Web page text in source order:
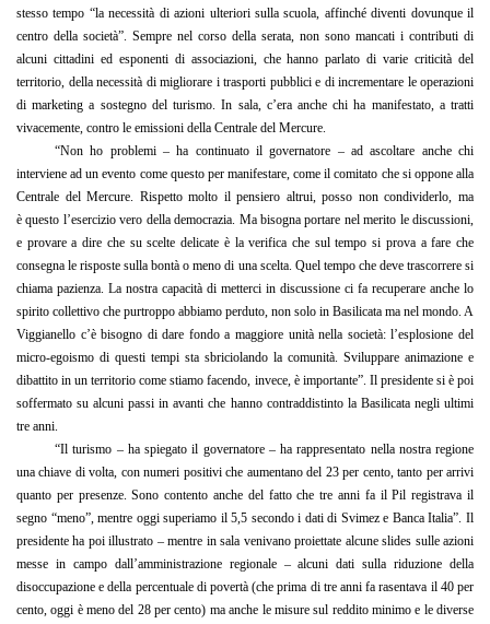
stesso tempo “la necessità diazioni ulteriorisulla scuola, affinché diventi dovunqueil
centro della società”. Sempre nel corso della serata, non sono mancati i contributi di
alcuni cittadini ed esponenti di associazioni, che hanno parlatodi varie criticità del
territorio, della necessità di migliorare i trasporti pubblici e di incrementare le operazioni
di marketing a sostegnodel turismo. In sala, c’era anchechi ha manifestato, a tratti
vivacemente, contro le emissioni della Centrale del Mercure.
“Non ho problemi – ha continuato il governatore –ad ascoltare anche chi
interviene ad un evento come questo per manifestare, come il comitato che si oppone alla
Centrale delMercure. Rispetto molto il pensiero altrui, posso non condividerlo, ma
èquesto l’esercizio vero della democrazia. Ma bisogna portare nel merito le discussioni,
e provare a dire che su scelte delicate è la verifica che sul tempo si prova a fare che
consegna le risposte sulla bontà o meno di una scelta. Quel tempo che deve trascorrere si
chiama pazienza. La nostra capacità di metterci in discussione ci fa recuperare anche lo
spirito collettivo che purtroppo abbiamo perduto, non solo in Basilicata ma nel mondo. A
Viggianello c’è bisogno di dare fondo a maggiore unitànella società:l’esplosione del
micro-egoismo di questi tempi sta sbriciolando la comunità. Sviluppare animazione e
dibattito in un territorio come stiamo facendo, invece, è importante”. Il presidente si è poi
soffermato su alcuni passi in avanti che hanno contraddistinto la Basilicata negli ultimi
tre anni.
“Il turismo –ha spiegato il governatore –ha rappresentato nella nostra regione
una chiave di volta, con numeri positivi che aumentano del 23 per cento, tanto per arrivi
quanto per presenze. Sono contento anche del fattochetre anni failPil registrava il
segno “meno”, mentre oggi superiamo il 5,5 secondo i dati di Svimeze Banca Italia”. Il
presidente ha poi illustrato –mentre in sala venivano proiettate alcuneslides sulle azioni
messe in campo dall’amministrazione regionale –alcuni dati sulla riduzione della
disoccupazionee della percentuale di povertà (che prima di tre anni fa rasentava il 40 per
cento, oggi è meno del 28 per cento) maanche le misure sul reddito minimo e lediverse